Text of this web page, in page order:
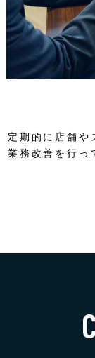
定期的に店舗や
業務改善を行っ